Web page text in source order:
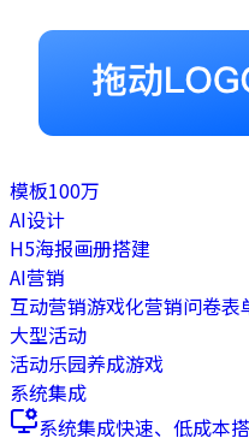
模板100万
AI设计
H5海报画册搭建
AI营销
互动营销游戏化营销问卷表
大型活动
活动乐园养成游戏
系统集成
系统集成快速、低成本